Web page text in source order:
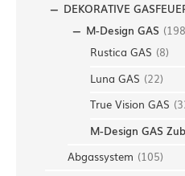
DEKORATIVE
M-Design GAS (198
Rustica GAS (8)
Luna GAS (22)
True Vision GAS (
M-Design GAS
Abgassystem (105)